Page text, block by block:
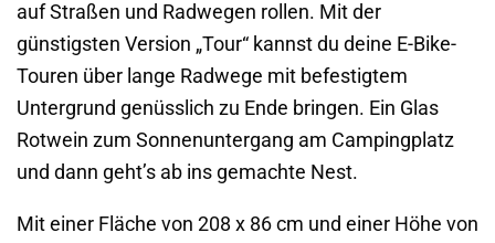
auf Straßen und Radwegen rollen. Mit der
günstigsten Version „Tour“ kannst du deine E-Bike-
Touren über lange Radwege mit befestigtem
Untergrund genüsslich zu Ende bringen. Ein Glas
Rotwein zum Sonnenuntergang am Campingplatz
und dann geht’s ab ins gemachte Nest.
Mit einer Fläche von 208 x 86 cm und einer Höhe von